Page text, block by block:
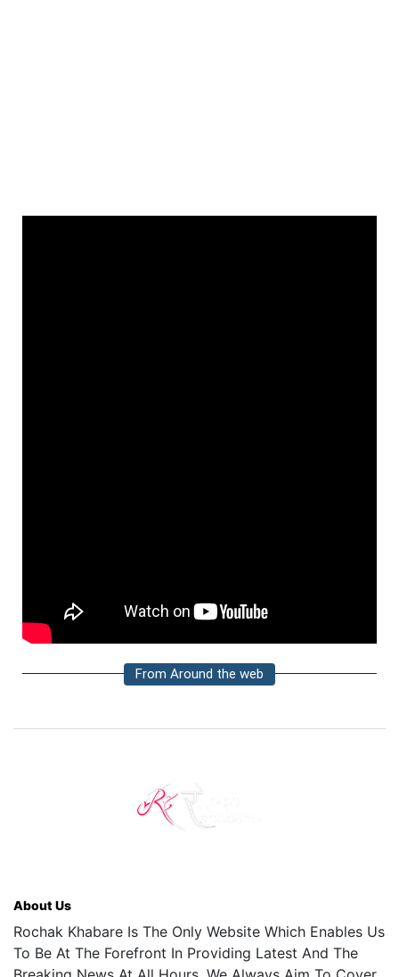
From Around the web
About Us
Rochak Khabare Is The Only Website Which Enables Us
To Be At The Forefront In Providing Latest And The